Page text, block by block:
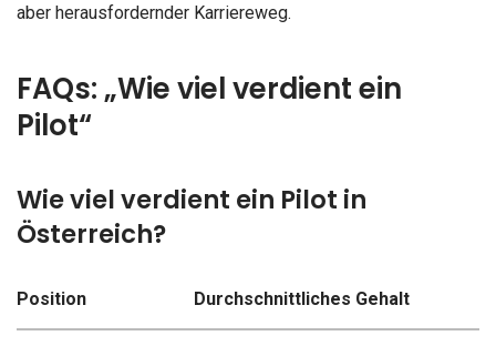
aber herausfordernder Karriereweg.
FAQs: „Wie viel verdient ein
Pilot“
Wie viel verdient ein Pilot in
Österreich?
Position Durchschnittliches Gehalt